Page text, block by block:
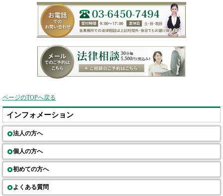
ページのTOPへ戻る
インフォメーション
法人の方へ
個人の方へ
初めての方へ
よくある質問